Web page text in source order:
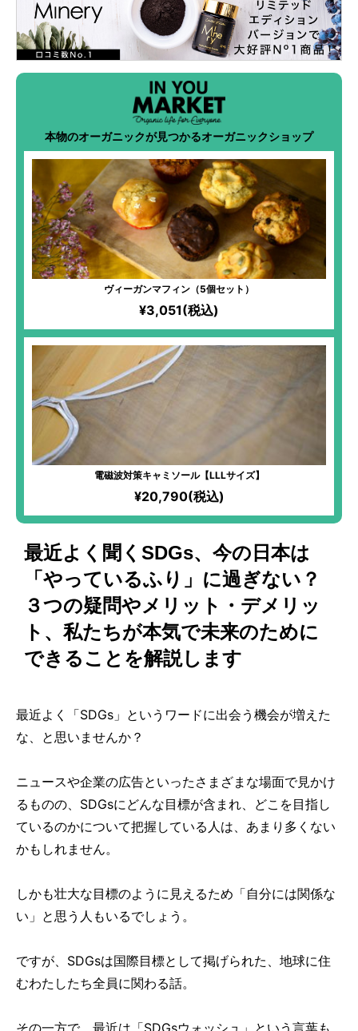
本物のオーガニックが見つかるオーガニックショップ
ヴィーガンマフィン（5個セット）
¥3,051(税込)
電磁波対策キャミソール【LLLサイズ】
¥20,790(税込)
最近よく聞くSDGs、今の日本は
「やっているふり」に過ぎない？
３つの疑問やメリット・デメリッ
ト、私たちが本気で未来のために
できることを解説します
最近よく「SDGs」というワードに出会う機会が増えた
な、と思いませんか？
ニュースや企業の広告といったさまざまな場面で見かけ
るものの、SDGsにどんな目標が含まれ、どこを目指し
ているのかについて把握している人は、あまり多くない
かもしれません。
しかも壮大な目標のように見えるため「自分には関係な
い」と思う人もいるでしょう。
ですが、SDGsは国際目標として掲げられた、地球に住
むわたしたち全員に関わる話。
その一方で、最近は「SDGsウォッシュ」という言葉も